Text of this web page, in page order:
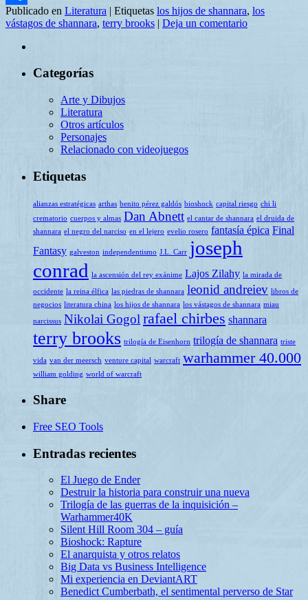
Compartir
Publicado en Literatura | Etiquetas los hijos de shannara, los
vástagos de shannara, terry brooks | Deja un comentario
Categorías
Arte y Dibujos
Literatura
Otros artículos
Personajes
Relacionado con videojuegos
Etiquetas
alianzas estratégicas arthas benito pérez galdós bioshock capital riesgo chi li
crematorio cuerpos y almas Dan Abnett el cantar de shannara el druida de
shannara el negro del narciso en el lejero evelio rosero fantasía épica Final
Fantasy galveston independentismo J.L. Carr joseph
conrad la ascensión del rey exánime Lajos Zilahy la mirada de
occidente la reina élfica las piedras de shannara leonid andreiev libros de
negocios literatura china los hijos de shannara los vástagos de shannara miau
narcissus Nikolai Gogolrafael chirbes shannara
terry brooks trilogía de Eisenhorn trilogía de shannara triste
vida van der meersch venture capital warcraft warhammer 40.000
william golding world of warcraft
Share
Free SEO Tools
Entradas recientes
El Juego de Ender
Destruir la historia para construir una nueva
Trilogía de las guerras de la inquisición –
Warhammer40K
Silent Hill Room 304 – guía
Bioshock: Rapture
El anarquista y otros relatos
Big Data vs Business Intelligence
Mi experiencia en DeviantART
Benedict Cumberbath, el sentimental perverso de Star